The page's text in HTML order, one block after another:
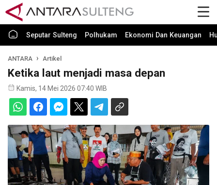
Seputar Sulteng Polhukam Ekonomi Dan Keuangan
ANTARA Artikel
Ketika laut menjadi masa depan
Kamis, 14 Mei 2026 07:40 WIB